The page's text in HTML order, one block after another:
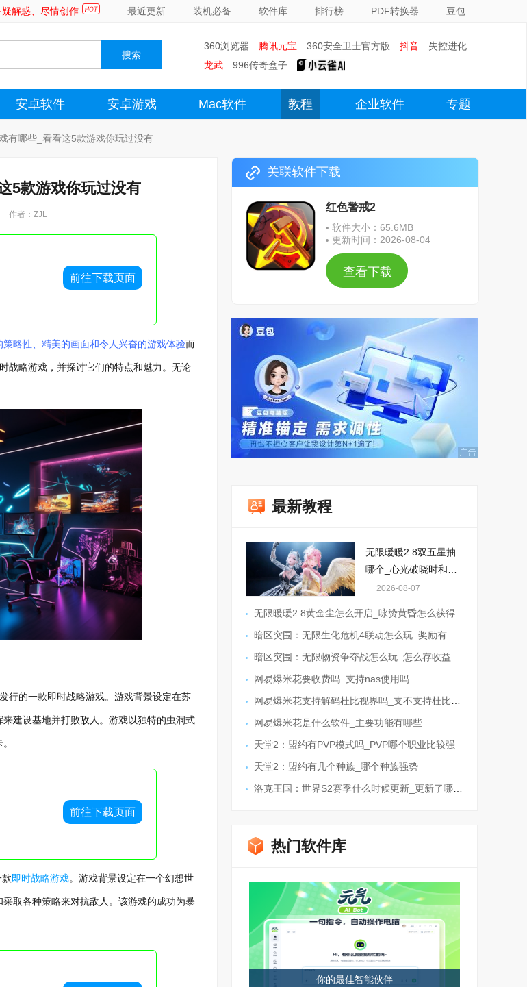
解惑、尽情创作 最近更新 装机必备 软件库 排行榜 PDF转换器 豆包
360浏览器 腾讯元宝 360安全卫士官方版 抖音
失控进化
龙武
996传奇盒子
安卓软件 安卓游戏 Mac软件 教程 企业软件 专题
有哪些_看看这5款游戏你玩过没有
5款游戏你玩过没有
作者：ZJL
前往下载页面
策略性、精美的画面和令人兴奋的游戏体验而
战略游戏，并探讨它们的特点和魅力。无论
行的一款即时战略游戏。游戏背景设定在苏
建设基地并打败敌人。游戏以独特的虫洞式
前往下载页面
即时战略游戏。游戏背景设定在一个幻想世
取各种策略来对抗敌人。该游戏的成功为暴
关联软件下载
红色警戒2
软件大小：65.6MB
更新时间：2026-08-04
查看下载
最新教程
无限暖暖2.8双五星抽
哪个_心光破晓时和白
夜长旋舞怎么选
2026-08-07
无限暖暖2.8黄金尘怎么开启_咏赞黄昏怎么获得
暗区突围：无限生化危机4联动怎么玩_奖励有哪些
暗区突围：无限物资争夺战怎么玩_怎么存收益
网易爆米花要收费吗_支持nas使用吗
网易爆米花支持解码杜比视界吗_支不支持杜比全景声
网易爆米花是什么软件_主要功能有哪些
天堂2：盟约有PVP模式吗_PVP哪个职业比较强
天堂2：盟约有几个种族_哪个种族强势
洛克王国：世界S2赛季什么时候更新_更新了哪些内容
热门软件库
你的最佳智能伙伴